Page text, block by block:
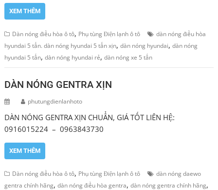
XEM THÊM
Dàn nóng điều hòa ô tô, Phụ tùng Điện lạnh ô tô
dàn nóng điều hòa
hyundai 5 tấn. dàn nóng hyundai 5 tấn xịn,dàn nóng hyundai,dàn nóng
hyundai 5 tấn,dàn nóng hyundai rẻ,dàn nóng xe 5 tấn
DÀN NÓNG GENTRA XỊN
phutungdienlanhoto
DÀN NÓNG GENTRA XỊN CHUẨN, GIÁ TỐT LIÊN HỆ:
0916015224 – 0963843730
XEM THÊM
Dàn nóng điều hòa ô tô, Phụ tùng Điện lạnh ô tô
dàn nóng daewo
gentra chính hãng,dàn nóng điều hòa gentra,dàn nóng gentra chính hãng,